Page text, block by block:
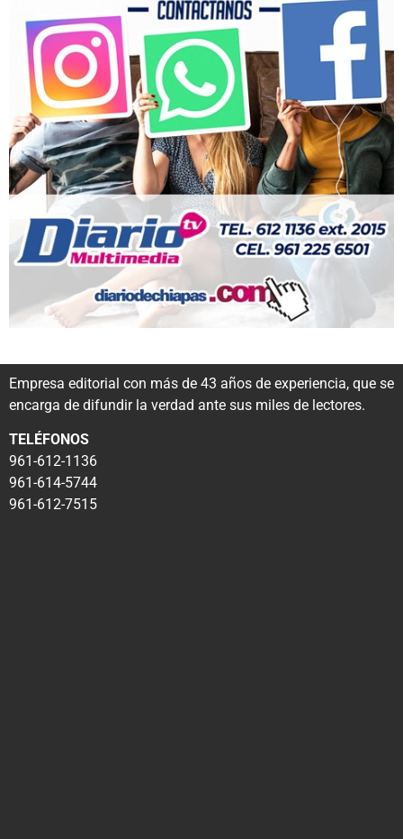
Empresa editorial con más de 43 años de experiencia, que se
encarga de difundir la verdad ante sus miles de lectores.
TELÉFONOS
961-612-1136
961-614-5744
961-612-7515